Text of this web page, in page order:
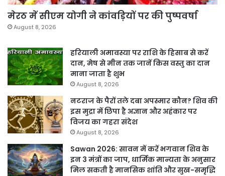
मेरठ में सीएम योगी ने कांवड़ियों पर की पुष्पवर्षा
August 8, 2026
हरियाली अमावस्या पर राशि के हिसाब से करें
दान, मेष से मीन तक जानें किस वस्तु का दान
माना जाता है शुभ
August 8, 2026
नटराज के पैरों तले दबा अपस्मार कौन? शिव की
इस मुद्रा में छिपा है अज्ञान और अहंकार पर
विजय का गहरा संदेश
August 8, 2026
Sawan 2026: सावन में करें भगवान शिव के
इन 3 मंत्रों का जाप, धार्मिक मान्यता के अनुसार
मिल सकती है मानसिक शांति और सुख-समृद्धि